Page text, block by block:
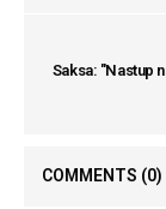
Saksa: "Nastup
COMMENTS (0)